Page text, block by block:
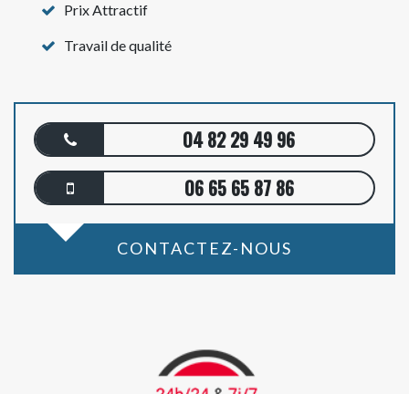
Prix Attractif
Travail de qualité
04 82 29 49 96
06 65 65 87 86
CONTACTEZ-NOUS